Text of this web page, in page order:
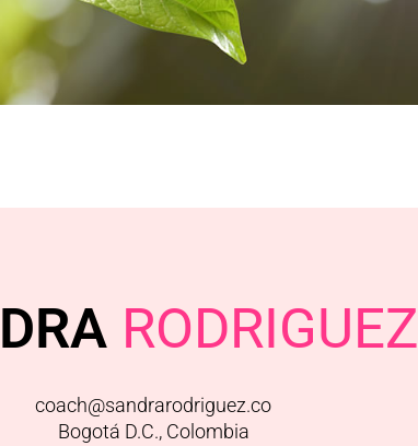
RODRIGUEZ
coach@sandrarodriguez.co
Bogotá D.C., Colombia